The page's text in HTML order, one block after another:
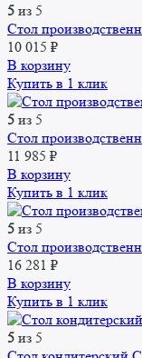
5 из 5
Стол
10 015 ₽
В корзину
Купить в 1 клик
5 из 5
Стол
11 985 ₽
В корзину
Купить в 1 клик
5 из 5
Стол
16 281 ₽
В корзину
Купить в 1 клик
5 из 5